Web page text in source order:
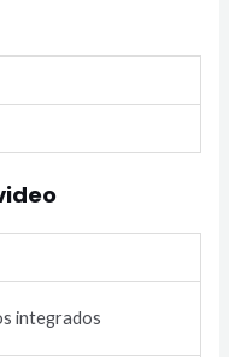
integrados